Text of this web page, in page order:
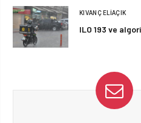
KIVANÇ ELIAÇIK
ILO 193 ve